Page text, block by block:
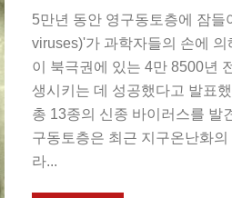
5만년 동안 영구동토층에 잠
viruses)'가 과학자들의 손에
이 북극권에 있는 4만 8500년
생시키는 데 성공했다고 발표
총 13종의 신종 바이러스를 발
구동토층은 최근 지구온난화
라...